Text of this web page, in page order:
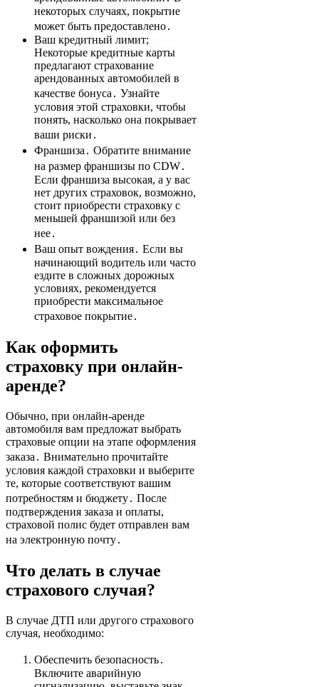
некоторых случаях, покрытие
может быть предоставлено․
Ваш кредитный лимит;
Некоторые кредитные карты
предлагают страхование
арендованных автомобилей в
качестве бонуса․ Узнайте
условия этой страховки, чтобы
понять, насколько она покрывает
ваши риски․
Франшиза․ Обратите внимание
на размер франшизы по CDW․
Если франшиза высокая, а у вас
нет других страховок, возможно,
стоит приобрести страховку с
меньшей франшизой или без
нее․
Ваш опыт вождения․ Если вы
начинающий водитель или часто
ездите в сложных дорожных
условиях, рекомендуется
приобрести максимальное
страховое покрытие․
Как оформить
страховку при онлайн-
аренде?
Обычно, при онлайн-аренде
автомобиля вам предложат выбрать
страховые опции на этапе оформления
заказа․ Внимательно прочитайте
условия каждой страховки и выберите
те, которые соответствуют вашим
потребностям и бюджету․ После
подтверждения заказа и оплаты,
страховой полис будет отправлен вам
на электронную почту․
Что делать в случае
страхового случая?
В случае ДТП или другого страхового
случая, необходимо:
Обеспечить безопасность․
Включите аварийную